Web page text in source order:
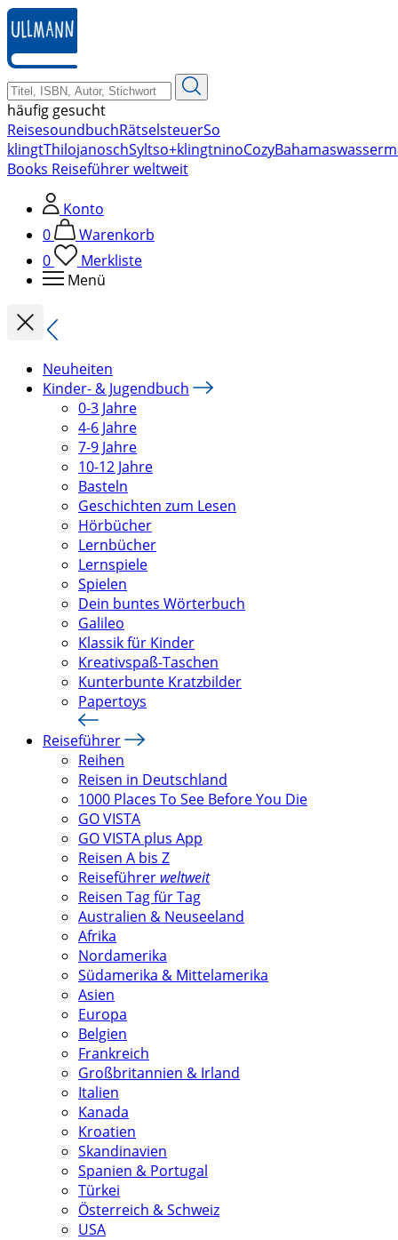
zum
Hauptinhalt
springen
häufig gesucht
ReisesoundbuchRätselsteuerSo
klingtThilojanoschSyltso+klingtninoCozyBahamas
Books Reiseführer weltweit
Konto
0
Warenkorb
0
Merkliste
Menü
Neuheiten
Kinder- & Jugendbuch
0-3 Jahre
4-6 Jahre
7-9 Jahre
10-12 Jahre
Basteln
Geschichten zum Lesen
Hörbücher
Lernbücher
Lernspiele
Spielen
Dein buntes Wörterbuch
Galileo
Klassik für Kinder
Kreativspaß-Taschen
Kunterbunte Kratzbilder
Papertoys
Reiseführer
Reihen
Reisen in Deutschland
1000 Places To See Before You Die
GO VISTA
GO VISTA plus App
Reisen A bis Z
Reiseführer weltweit
Reisen Tag für Tag
Australien & Neuseeland
Afrika
Nordamerika
Südamerika & Mittelamerika
Asien
Europa
Belgien
Frankreich
Großbritannien & Irland
Italien
Kanada
Kroatien
Skandinavien
Spanien & Portugal
Türkei
Österreich & Schweiz
USA